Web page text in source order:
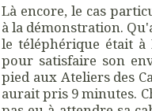
Là encore, le cas
à la démonstration.
le téléphérique était
pour satisfaire son
pied aux Ateliers des
aurait pris 9 minutes.